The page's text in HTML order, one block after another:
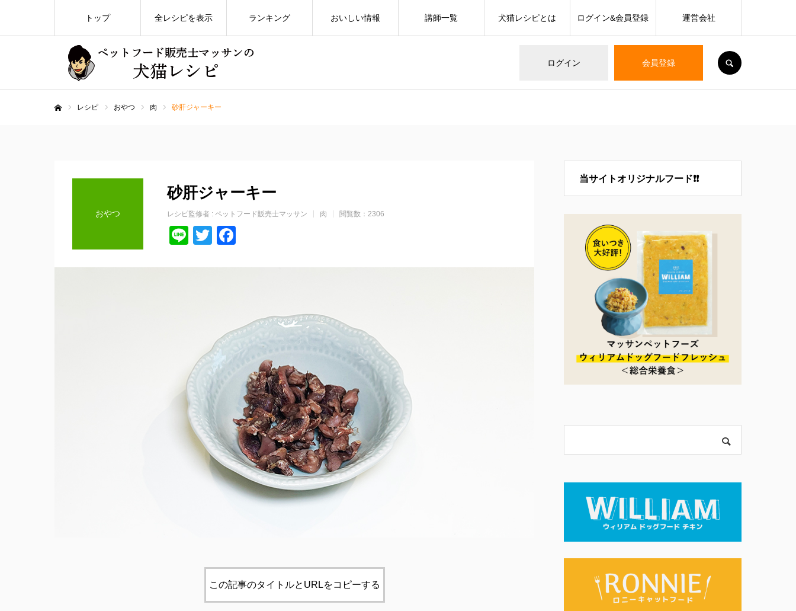
ログイン 会員登録
トップ 全レシピを表示 ランキング おいしい情報 講師一覧 犬猫レシピとは ログイン&会員登録 運営会社
レシピ おやつ 肉 砂肝ジャーキー
おやつ
砂肝ジャーキー
レシピ監修者 : ペットフード販売士マッサン 肉 閲覧数：2306
LineTwitter
この記事のタイトルとURLをコピーする
当サイトオリジナルフード❗❗